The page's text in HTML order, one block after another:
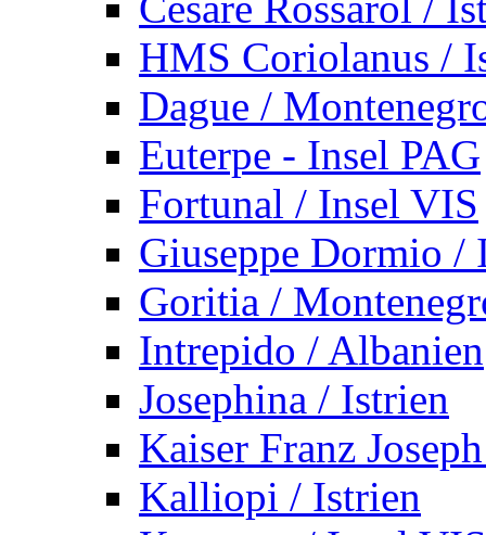
HMS Coriolanus /
Dague /
Euterpe - Insel PAG
Fortunal / Insel VIS
Giuseppe Dormio /
Goritia /
Intrepido / Albanien
Josephina / Istrien
Kaiser Franz
Kalliopi / Istrien